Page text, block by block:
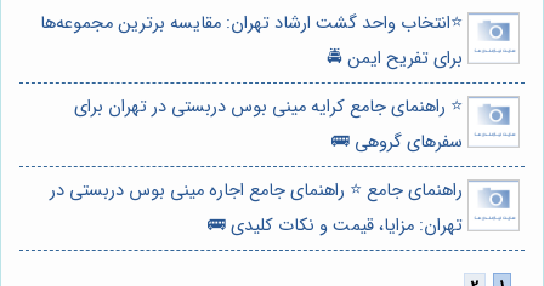
⭐️انتخاب واحد گشت ارشاد تهران: مقایسه برترین مجموعه‌ها
برای تفریح ایمن 🚔
⭐️ راهنمای جامع کرایه مینی بوس دربستی در تهران برای
سفرهای گروهی 🚌
راهنمای جامع ⭐️ راهنمای جامع اجاره مینی بوس دربستی در
تهران: مزایا، قیمت و نکات کلیدی 🚌